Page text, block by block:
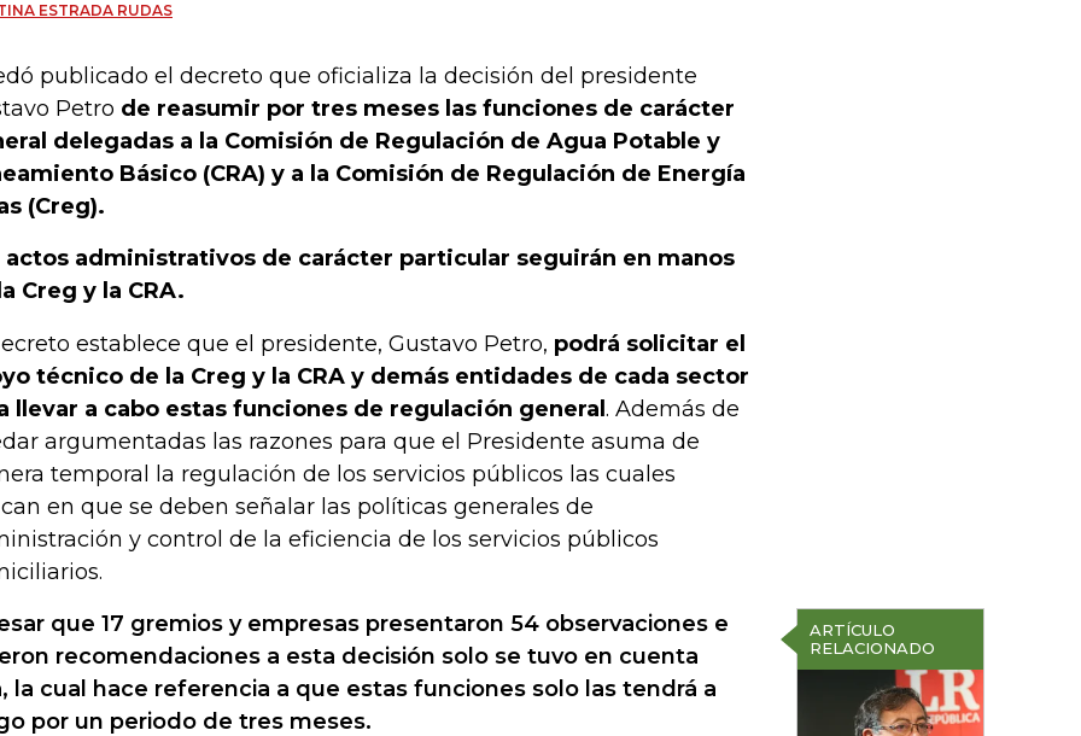
ESTRADA RUDAS
publicado el decreto que oficializa la decisión del presidente
Petro de reasumir por tres meses las funciones de carácter
delegadas a la Comisión de Regulación de Agua Potable y
Básico (CRA) y a la Comisión de Regulación de Energía
(Creg).
actos administrativos de carácter particular seguirán en manos
Creg y la CRA.
establece que el presidente, Gustavo Petro, podrá solicitar el
técnico de la Creg y la CRA y demás entidades de cada sector
llevar a cabo estas funciones de regulación general . Además de
argumentadas las razones para que el Presidente asuma de
temporal la regulación de los servicios públicos las cuales
en que se deben señalar las políticas generales de
y control de la eficiencia de los servicios públicos
ARTÍCULO
RELACIONADO
que 17 gremios y empresas presentaron 54 observaciones e
recomendaciones a esta decisión solo se tuvo en cuenta
la cual hace referencia a que estas funciones solo las tendrá a
por un periodo de tres meses.